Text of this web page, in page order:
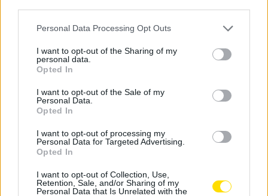
Personal Data Processing Opt Outs
I want to opt-out of the Sharing of my
personal data.
Opted In
I want to opt-out of the Sale of my
Personal Data.
Opted In
I want to opt-out of processing my
Personal Data for Targeted Advertising.
Opted In
I want to opt-out of Collection, Use,
Retention, Sale, and/or Sharing of my
Personal Data that Is Unrelated with the